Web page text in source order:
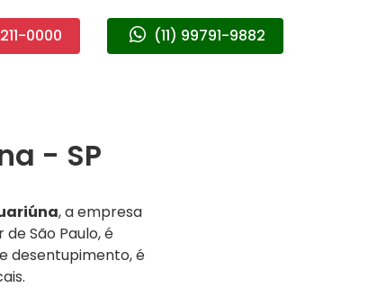
0000 (11) 99791-9882
- SP
, a empresa
São Paulo, é
desentupimento, é